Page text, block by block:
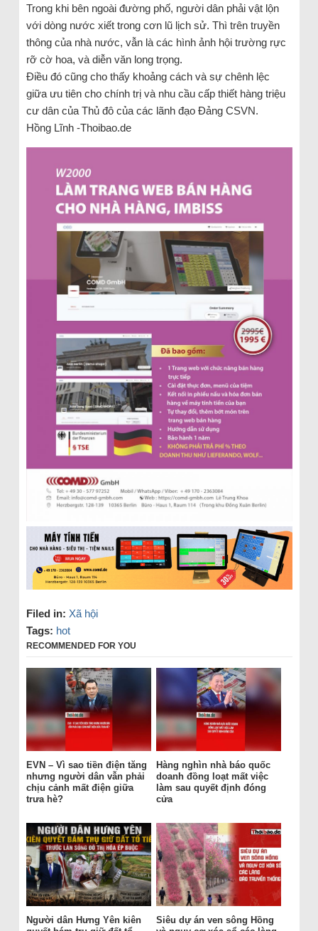
Trong khi bên ngoài đường phố, người dân phải vật lộn
với dòng nước xiết trong cơn lũ lịch sử. Thì trên truyền
thông của nhà nước, vẫn là các hình ảnh hội trường rực
rỡ cờ hoa, và diễn văn long trọng.
Điều đó cũng cho thấy khoảng cách và sự chênh lệc
giữa ưu tiên cho chính trị và nhu cầu cấp thiết hàng triệu
cư dân của Thủ đô của các lãnh đạo Đảng CSVN.
Hồng Lĩnh -Thoibao.de
Filed in: Xã hội
Tags: hot
RECOMMENDED FOR YOU
EVN – Vì sao tiền điện tăng
nhưng người dân vẫn phải
chịu cảnh mất điện giữa
trưa hè?
Hàng nghìn nhà báo quốc
doanh đồng loạt mất việc
làm sau quyết định đóng
cửa
Người dân Hưng Yên kiên
Siêu dự án ven sông Hồng